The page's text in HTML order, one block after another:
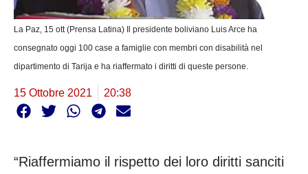
La Paz, 15 ott (Prensa Latina) Il presidente boliviano Luis Arce ha
consegnato oggi 100 case a famiglie con membri con disabilità nel
dipartimento di Tarija e ha riaffermato i diritti di queste persone.
15 Ottobre 2021 20:38
“Riaffermiamo il rispetto dei loro diritti sanciti